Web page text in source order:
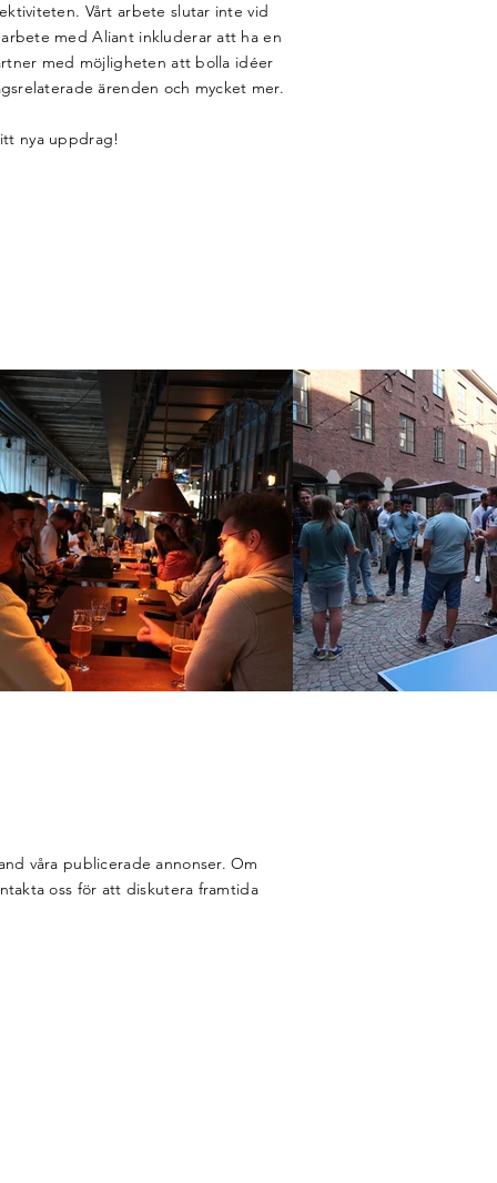
Vårt arbete slutar inte vid
med Aliant inkluderar att ha en
med möjligheten att bolla idéer
ärenden och mycket mer.
nya uppdrag!
våra publicerade annonser. Om
oss för att diskutera framtida